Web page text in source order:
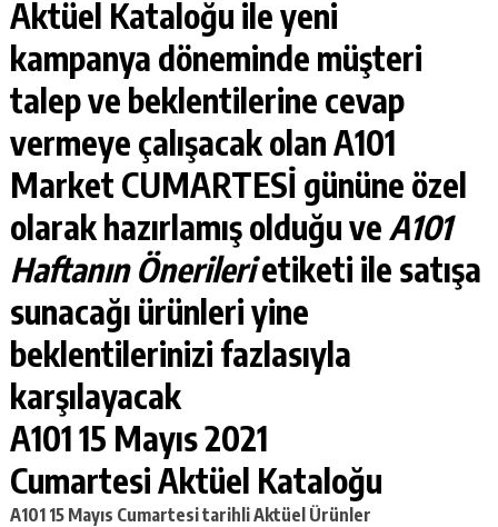
Aktüel Kataloğu ile yeni
kampanya döneminde müşteri
talep ve beklentilerine cevap
vermeye çalışacak olan A101
Market CUMARTESİ gününe özel
olarak hazırlamış olduğu ve A101
Haftanın Önerilerietiketi ile satışa
sunacağı ürünleri yine
beklentilerinizi fazlasıyla
karşılayacak
A101 15 Mayıs 2021
Cumartesi Aktüel Kataloğu
A101 15 Mayıs Cumartesitarihli Aktüel Ürünler